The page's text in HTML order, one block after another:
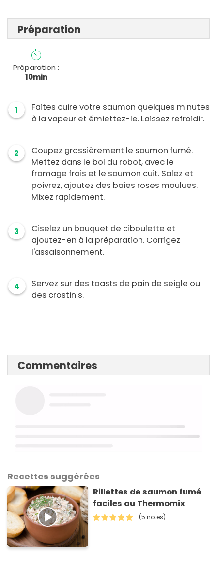
Préparation
Préparation :
10min
1
Faites cuire votre saumon quelques minutes
à la vapeur et émiettez-le. Laissez refroidir.
2
Coupez grossièrement le saumon fumé.
Mettez dans le bol du robot, avec le
fromage frais et le saumon cuit. Salez et
poivrez, ajoutez des baies roses moulues.
Mixez rapidement.
3
Ciselez un bouquet de ciboulette et
ajoutez-en à la préparation. Corrigez
l'assaisonnement.
4
Servez sur des toasts de pain de seigle ou
des crostinis.
Commentaires
Recettes suggérées
Rillettes de saumon fumé
faciles au Thermomix
(5 notes)